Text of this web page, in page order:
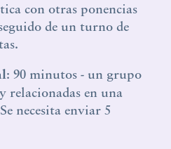
con otras ponencias
de un turno de
: 90 minutos - un grupo
relacionadas en una
necesita enviar 5